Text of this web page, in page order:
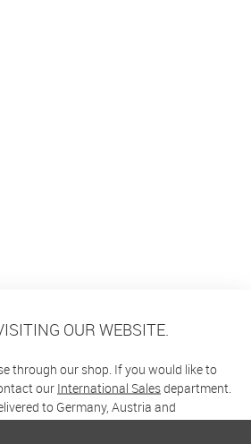
OUR WEBSITE.
through our shop. If you would like to
our International Salesdepartment.
to Germany, Austria and